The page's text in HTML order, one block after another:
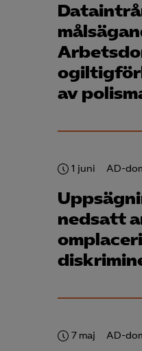
av
1 juni AD-
nedsatt
7 maj AD-